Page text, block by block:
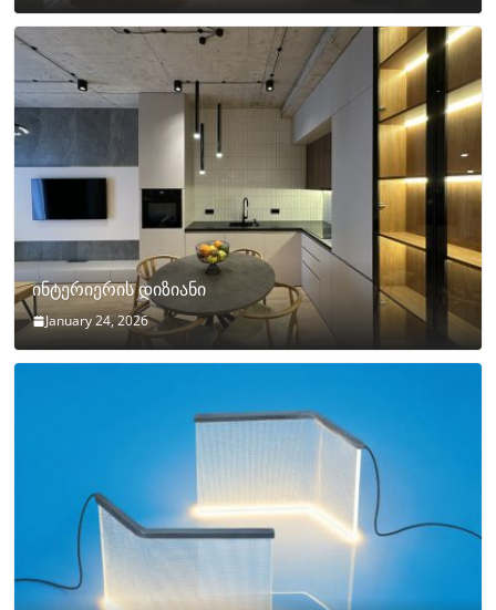
ინტერიერის დიზიანი
January 24, 2026